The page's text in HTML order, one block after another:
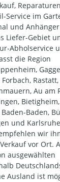
Service im
und Anhänger
Liefer-Gebiet
Abholservice
die Region
Rastatt,
Au am
Bietigheim,
Baden,
und
wir
vor Ort.
ausgewählten
Ausland ist